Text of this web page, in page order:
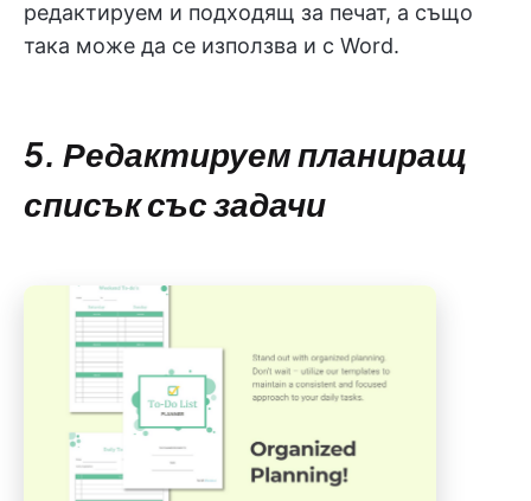
редактируем и подходящ за печат, а също
така може да се използва и с Word.
5. Редактируем планиращ
списък със задачи